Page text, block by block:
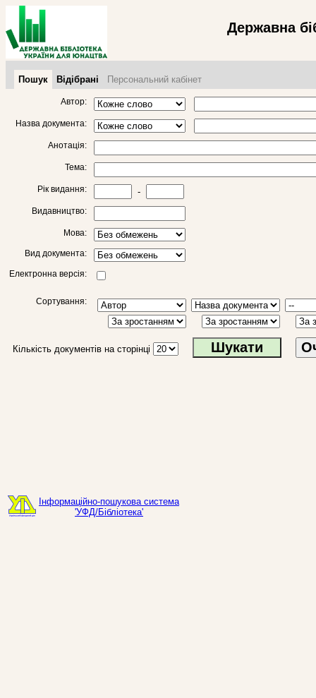
Державна
Пошук Відібрані Персональний кабінет
Автор:
Назва документа:
Анотація:
Тема:
Рік видання: -
Видавництво:
Мова:
Вид документа:
Електронна версія:
Сортування:
Кількість документів на сторінці
Інформаційно-пошукова система
'УФД/Бібліотека'